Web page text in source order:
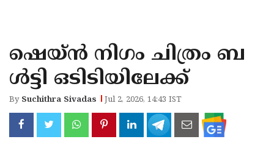
KANNUR
KASARAGOD
ഷെയ്ന്‍ നിഗം ചിത്രം ബ
ള്‍ട്ടി ഒടിടിയിലേക്ക്
By Suchithra Sivadas Jul 2, 2026, 14:43 IST